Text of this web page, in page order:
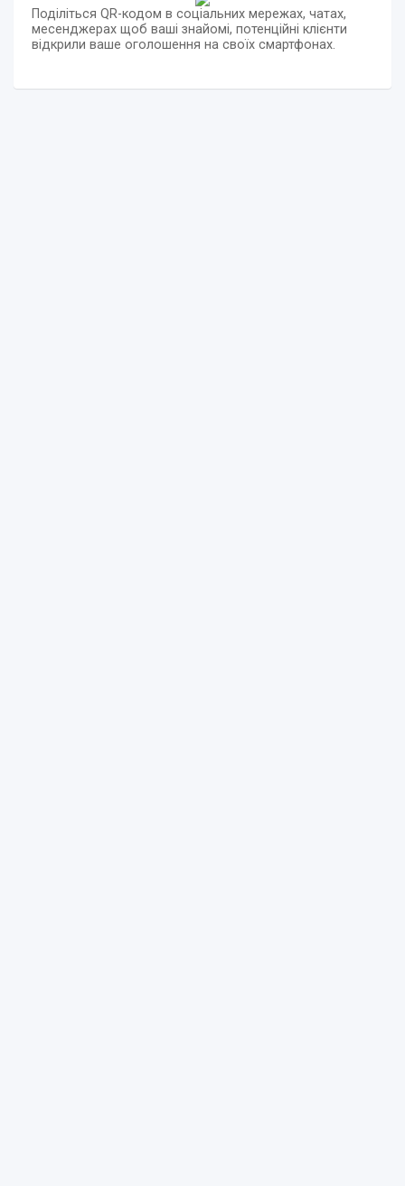
Поділіться QR-кодом в соціальних мережах, чатах,
месенджерах щоб ваші знайомі, потенційні клієнти
відкрили ваше оголошення на своїх смартфонах.